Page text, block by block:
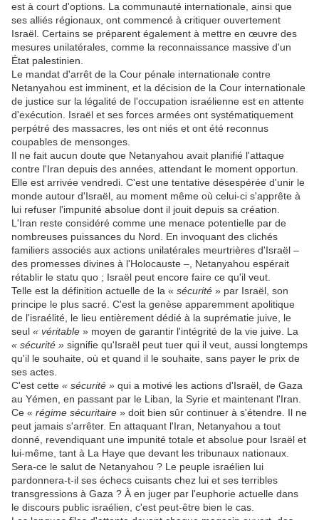
est à court d'options. La communauté internationale, ainsi que
ses alliés régionaux, ont commencé à critiquer ouvertement
Israël. Certains se préparent également à mettre en œuvre des
mesures unilatérales, comme la reconnaissance massive d'un
État palestinien.
Le mandat d'arrêt de la Cour pénale internationale contre
Netanyahou est imminent, et la décision de la Cour internationale
de justice sur la légalité de l'occupation israélienne est en attente
d'exécution. Israël et ses forces armées ont systématiquement
perpétré des massacres, les ont niés et ont été reconnus
coupables de mensonges.
Il ne fait aucun doute que Netanyahou avait planifié l'attaque
contre l'Iran depuis des années, attendant le moment opportun.
Elle est arrivée vendredi. C'est une tentative désespérée d'unir le
monde autour d'Israël, au moment même où celui-ci s'apprête à
lui refuser l'impunité absolue dont il jouit depuis sa création.
L'Iran reste considéré comme une menace potentielle par de
nombreuses puissances du Nord. En invoquant des clichés
familiers associés aux actions unilatérales meurtrières d'Israël –
des promesses divines à l'Holocauste –, Netanyahou espérait
rétablir le statu quo ; Israël peut encore faire ce qu'il veut.
Telle est la définition actuelle de la « sécurité » par Israël, son
principe le plus sacré. C'est la genèse apparemment apolitique
de l'israélité, le lieu entièrement dédié à la suprématie juive, le
seul « véritable » moyen de garantir l'intégrité de la vie juive. La
« sécurité » signifie qu'Israël peut tuer qui il veut, aussi longtemps
qu'il le souhaite, où et quand il le souhaite, sans payer le prix de
ses actes.
C'est cette « sécurité » qui a motivé les actions d'Israël, de Gaza
au Yémen, en passant par le Liban, la Syrie et maintenant l'Iran.
Ce « régime sécuritaire » doit bien sûr continuer à s'étendre. Il ne
peut jamais s'arrêter. En attaquant l'Iran, Netanyahou a tout
donné, revendiquant une impunité totale et absolue pour Israël et
lui-même, tant à La Haye que devant les tribunaux nationaux.
Sera-ce le salut de Netanyahou ? Le peuple israélien lui
pardonnera-t-il ses échecs cuisants chez lui et ses terribles
transgressions à Gaza ? À en juger par l'euphorie actuelle dans
le discours public israélien, c'est peut-être bien le cas.